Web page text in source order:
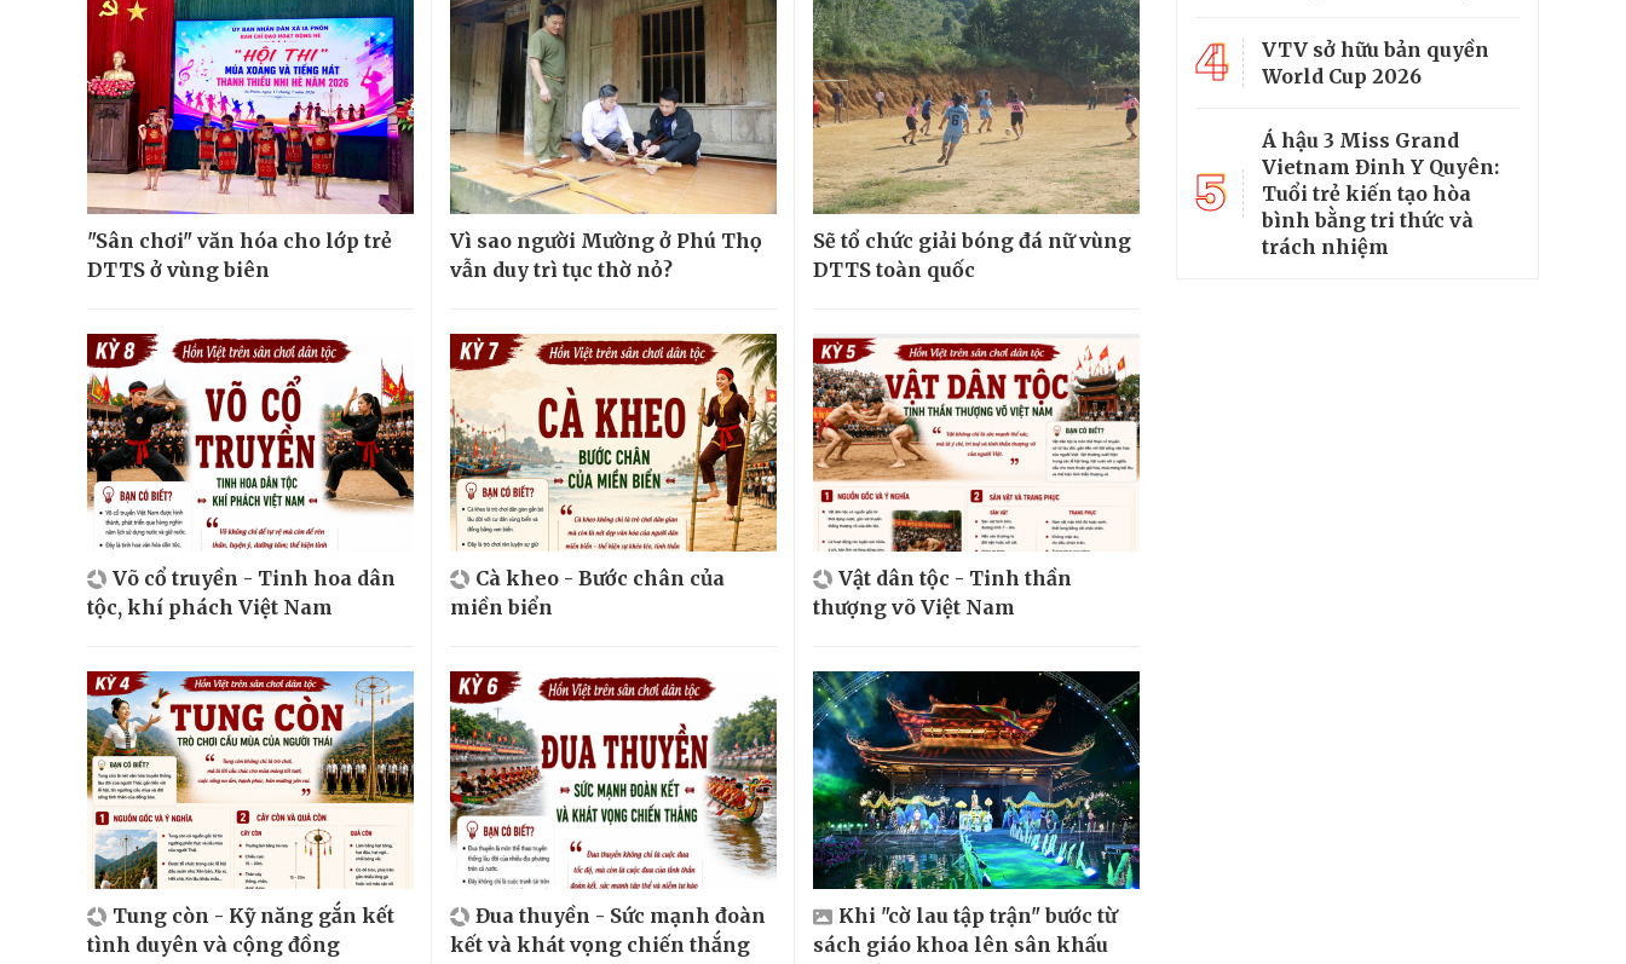
"Sân chơi" văn hóa cho lớp trẻ
DTTS ở vùng biên
Vì sao người Mường ở Phú Thọ
vẫn duy trì tục thờ nỏ?
Sẽ tổ chức giải bóng đá nữ vùng
DTTS toàn quốc
Võ cổ truyền - Tinh hoa dân
tộc, khí phách Việt Nam
Cà kheo - Bước chân của
miền biển
Vật dân tộc - Tinh thần
thượng võ Việt Nam
Tung còn - Kỹ năng gắn kết
tình duyên và cộng đồng
Đua thuyền - Sức mạnh đoàn
kết và khát vọng chiến thắng
Khi "cờ lau tập trận" bước từ
sách giáo khoa lên sân khấu
4
VTV sở hữu bản quyền
World Cup 2026
5
Á hậu 3 Miss Grand
Vietnam Đinh Y Quyên:
Tuổi trẻ kiến tạo hòa
bình bằng tri thức và
trách nhiệm